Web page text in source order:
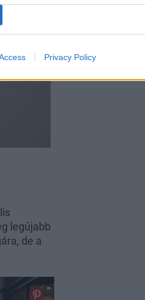
Privacy Policy
legújabb
de a